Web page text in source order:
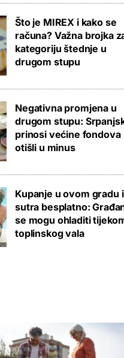
Što je MIREX i kako se
računa? Važna brojka
kategoriju štednje u
drugom stupu
Negativna promjena u
drugom stupu:
prinosi većine fondova
otišli u minus
Kupanje u ovom gradu i
sutra besplatno:
se mogu ohladiti
toplinskog vala